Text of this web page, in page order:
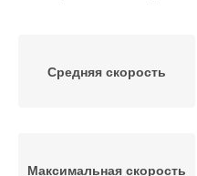
Средняя скорость
Максимальная скорость